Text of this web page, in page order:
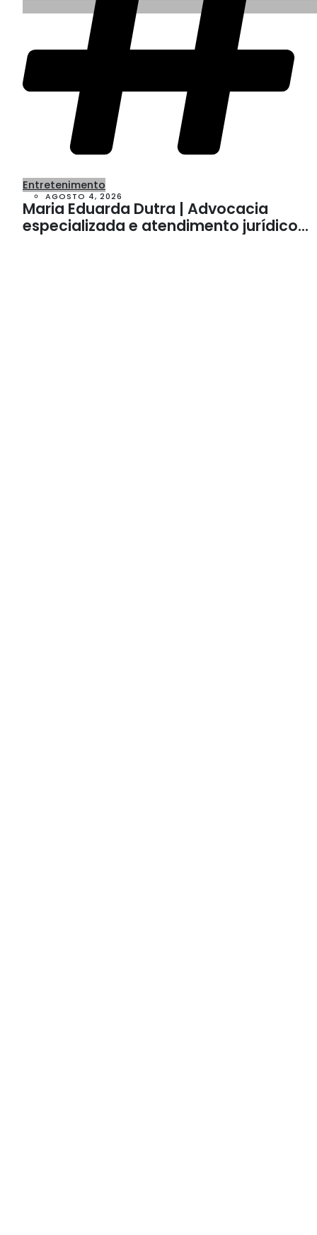
Entretenimento
AGOSTO 4, 2026
Maria Eduarda Dutra | Advocacia
especializada e atendimento jurídico